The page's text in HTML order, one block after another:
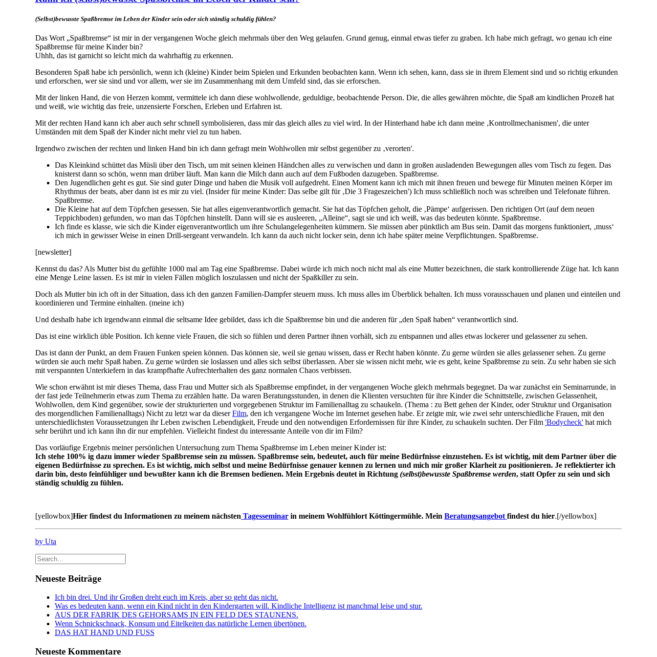
(Selbst)bewusste Spaßbremse im Leben der Kinder sein oder sich ständig schuldig fühlen?
Das Wort „Spaßbremse“ ist mir in der vergangenen Woche gleich mehrmals über den Weg gelaufen. Grund genug, einmal etwas tiefer zu graben. Ich habe mich gefragt, wo genau ich eine
Spaßbremse für meine Kinder bin?
Uhhh, das ist garnicht so leicht mich da wahrhaftig zu erkennen.
Besonderen Spaß habe ich persönlich, wenn ich (kleine) Kinder beim Spielen und Erkunden beobachten kann. Wenn ich sehen, kann, dass sie in ihrem Element sind und so richtig erkunden
und erforschen, wer sie sind und vor allem, wer sie im Zusammenhang mit dem Umfeld sind, das sie erforschen.
Mit der linken Hand, die von Herzen kommt, vermittele ich dann diese wohlwollende, geduldige, beobachtende Person. Die, die alles gewähren möchte, die Spaß am kindlichen Prozeß hat
und weiß, wie wichtig das freie, unzensierte Forschen, Erleben und Erfahren ist.
Mit der rechten Hand kann ich aber auch sehr schnell symbolisieren, dass mir das gleich alles zu viel wird. In der Hinterhand habe ich dann meine ‚Kontrollmechanismen', die unter
Umständen mit dem Spaß der Kinder nicht mehr viel zu tun haben.
Irgendwo zwischen der rechten und linken Hand bin ich dann gefragt mein Wohlwollen mir selbst gegenüber zu ‚verorten'.
Das Kleinkind schüttet das Müsli über den Tisch, um mit seinen kleinen Händchen alles zu verwischen und dann in großen ausladenden Bewegungen alles vom Tisch zu fegen. Das
knisterst dann so schön, wenn man drüber läuft. Man kann die Milch dann auch auf dem Fußboden dazugeben. Spaßbremse.
Den Jugendlichen geht es gut. Sie sind guter Dinge und haben die Musik voll aufgedreht. Einen Moment kann ich mich mit ihnen freuen und bewege für Minuten meinen Körper im
Rhythmus der beats, aber dann ist es mir zu viel. (Insider für meine Kinder: Das selbe gilt für ‚Die 3 Frageszeichen') Ich muss schließlich noch was schreiben und Telefonate führen.
Spaßbremse.
Die Kleine hat auf dem Töpfchen gesessen. Sie hat alles eigenverantwortlich gemacht. Sie hat das Töpfchen geholt, die ‚Pämpe‘ aufgerissen. Den richtigen Ort (auf dem neuen
Teppichboden) gefunden, wo man das Töpfchen hinstellt. Dann will sie es ausleeren, „Alleine“, sagt sie und ich weiß, was das bedeuten könnte. Spaßbremse.
Ich finde es klasse, wie sich die Kinder eigenverantwortlich um ihre Schulangelegenheiten kümmern. Sie müssen aber pünktlich am Bus sein. Damit das morgens funktioniert, ‚muss‘
ich mich in gewisser Weise in einen Drill-sergeant verwandeln. Ich kann da auch nicht locker sein, denn ich habe später meine Verpflichtungen. Spaßbremse.
[newsletter]
Kennst du das? Als Mutter bist du gefühlte 1000 mal am Tag eine Spaßbremse. Dabei würde ich mich noch nicht mal als eine Mutter bezeichnen, die stark kontrollierende Züge hat. Ich kann
eine Menge Leine lassen. Es ist mir in vielen Fällen möglich loszulassen und nicht der Spaßkiller zu sein.
Doch als Mutter bin ich oft in der Situation, dass ich den ganzen Familien-Dampfer steuern muss. Ich muss alles im Überblick behalten. Ich muss vorausschauen und planen und einteilen und
koordinieren und Termine einhalten. (meine ich)
Und deshalb habe ich irgendwann einmal die seltsame Idee gebildet, dass ich die Spaßbremse bin und die anderen für „den Spaß haben“ verantwortlich sind.
Das ist eine wirklich üble Position. Ich kenne viele Frauen, die sich so fühlen und deren Partner ihnen vorhält, sich zu entspannen und alles etwas lockerer und gelassener zu sehen.
Das ist dann der Punkt, an dem Frauen Funken speien können. Das können sie, weil sie genau wissen, dass er Recht haben könnte. Zu gerne würden sie alles gelassener sehen. Zu gerne
würden sie auch mehr Spaß haben. Zu gerne würden sie loslassen und alles sich selbst überlassen. Aber sie wissen nicht mehr, wie es geht, keine Spaßbremse zu sein. Zu sehr haben sie sich
mit verspannten Unterkiefern in das krampfhafte Aufrechterhalten des ganz normalen Chaos verbissen.
Wie schon erwähnt ist mir dieses Thema, dass Frau und Mutter sich als Spaßbremse empfindet, in der vergangenen Woche gleich mehrmals begegnet. Da war zunächst ein Seminarrunde, in
der fast jede Teilnehmerin etwas zum Thema zu erzählen hatte. Da waren Beratungsstunden, in denen die Klienten versuchten für ihre Kinder die Schnittstelle, zwischen Gelassenheit,
Wohlwollen, dem Kind gegenüber, sowie der strukturierten und vorgegebenen Struktur im Familienalltag zu schaukeln. (Thema : zu Bett gehen der Kinder, oder Struktur und Organisation
des morgendlichen Familienalltags) Nicht zu letzt war da dieserFilm, den ich vergangene Woche im Internet gesehen habe. Er zeigte mir, wie zwei sehr unterschiedliche Frauen, mit den
unterschiedlichsten Voraussetzungen ihr Leben zwischen Lebendigkeit, Freude und den notwendigen Erfordernissen für ihre Kinder, zu schaukeln suchten. Der Film 'Bodycheck' hat mich
sehr berührt und ich kann ihn dir nur empfehlen. Vielleicht findest du interessante Anteile von dir im Film?
Das vorläufige Ergebnis meiner persönlichen Untersuchung zum Thema Spaßbremse im Leben meiner Kinder ist:
Ich stehe 100% ig dazu immer wieder Spaßbremse sein zu müssen. Spaßbremse sein, bedeutet, auch für meine Bedürfnisse einzustehen. Es ist wichtig, mit dem Partner über die
eigenen Bedürfnisse zu sprechen. Es ist wichtig, mich selbst und meine Bedürfnisse genauer kennen zu lernen und mich mir großer Klarheit zu positionieren. Je reflektierter ich
darin bin, desto feinfühliger und bewußter kann ich die Bremsen bedienen. Mein Ergebnis deutet in Richtung (selbst)bewusste Spaßbremse werden, statt Opfer zu sein und sich
ständig schuldig zu fühlen.
[yellowbox]Hier findest du Informationen zu meinem nächsten Tagesseminar in meinem Wohlfühlort Köttingermühle. Mein Beratungsangebot findest du hier.[/yellowbox]
by Uta
Neueste Beiträge
Ich bin drei. Und ihr Großen dreht euch im Kreis, aber so geht das nicht.
Was es bedeuten kann, wenn ein Kind nicht in den Kindergarten will. Kindliche Intelligenz ist manchmal leise und stur.
AUS DER FABRIK DES GEHORSAMS IN EIN FELD DES STAUNENS.
Wenn Schnickschnack, Konsum und Eitelkeiten das natürliche Lernen übertönen.
DAS HAT HAND UND FUSS
Neueste Kommentare